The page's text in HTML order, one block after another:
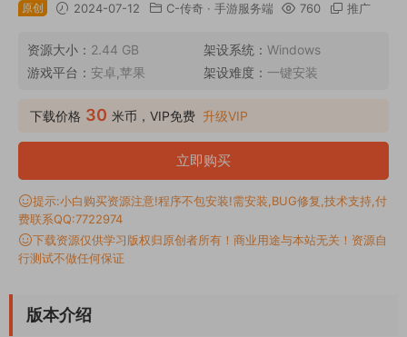
原创 2024-07-12 C-传奇 · 手游服务端 760 推广
资源大小： 2.44 GB 架设系统： Windows
游戏平台： 安卓,苹果 架设难度： 一键安装
下载价格 30 米币，VIP免费 升级VIP
立即购买
提示:小白购买资源注意!程序不包安装!需安装,BUG修复,技术支持,付
费联系QQ:7722974
下载资源仅供学习版权归原创者所有！商业用途与本站无关！资源自
行测试不做任何保证
版本介绍